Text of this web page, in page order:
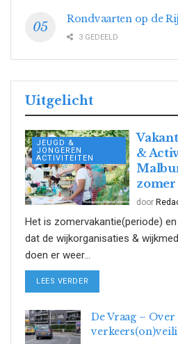
Rondvaarten op de
3 GEDEELD
Uitgelicht
JEUGD &
JONGEREN
ACTIVITEITEN
&
zomer
door
Het is zomervakantie(periode)
dat de wijkorganisaties &
doen er weer...
LEES VERDER
De Vraag – Over